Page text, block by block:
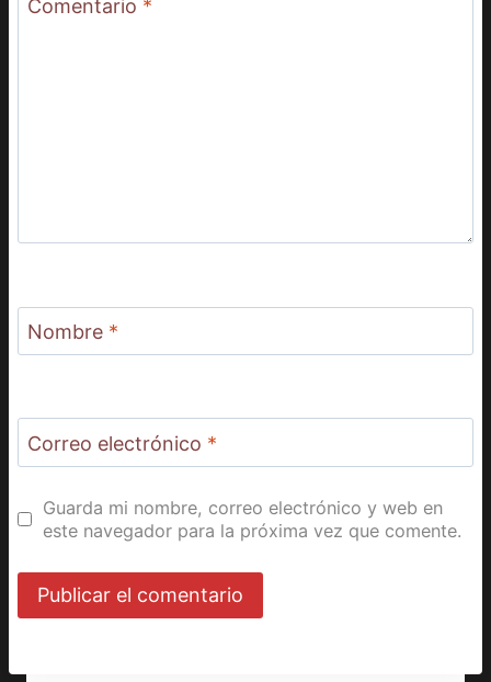
Comentario *
Nombre *
Correo electrónico *
Guarda mi nombre, correo electrónico y web en
este navegador para la próxima vez que comente.